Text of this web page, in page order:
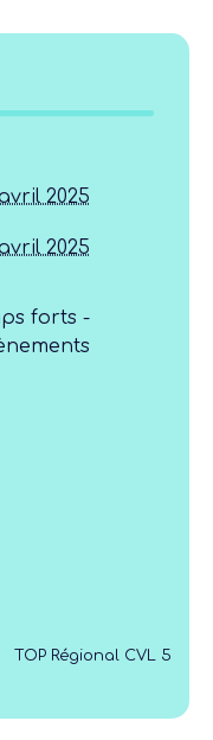
2025
2025
forts -
TOP Régional CVL 5